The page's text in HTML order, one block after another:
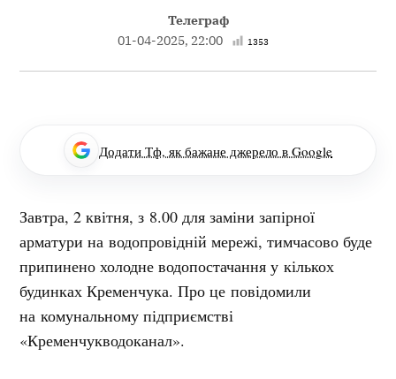
Телеграф
01-04-2025, 22:00
1353
Додати Тф, як бажане джерело в Google
Завтра, 2 квітня, з 8.00 для заміни запірної
арматури на водопровідній мережі, тимчасово буде
припинено холодне водопостачання у кількох
будинках Кременчука. Про це повідомили
на комунальному підприємстві
«Кременчукводоканал».